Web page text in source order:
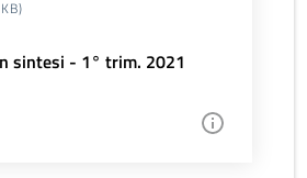
sintesi - 1° trim. 2021